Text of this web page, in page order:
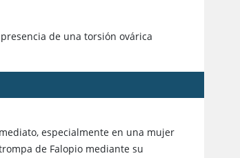
de una torsión ovárica
especialmente en una mujer
de Falopio mediante su